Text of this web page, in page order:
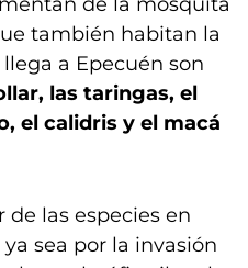
también habitan la
a Epecuén son
las taringas, el
el calidris y el macá
las especies en
sea por la invasión